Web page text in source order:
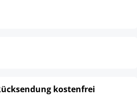
kostenfrei